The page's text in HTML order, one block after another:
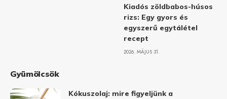
Kiadós zöldbabos-húsos
rizs: Egy gyors és
egyszerű egytálétel
recept
2026. MÁJUS 31.
Gyümölcsök
Kókuszolaj: mire figyeljünk a